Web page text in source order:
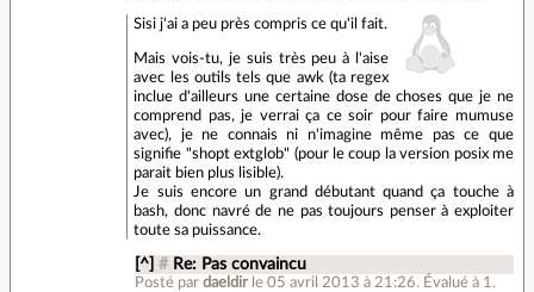
Sisi j'ai a peu près compris ce qu'il fait.
Mais vois-tu, je suis très peu à l'aise
avec les outils tels que awk (ta regex
inclue d'ailleurs une certaine dose de choses que je ne
comprend pas, je verrai ça ce soir pour faire mumuse
avec), je ne connais ni n'imagine même pas ce que
signifie "shopt extglob" (pour le coup la version posix me
parait bien plus lisible).
Je suis encore un grand débutant quand ça touche à
bash, donc navré de ne pas toujours penser à exploiter
toute sa puissance.
[^] # Re: Pas convaincu
Posté par daeldir le 05 avril 2013 à 21:26. Évalué à 1 .